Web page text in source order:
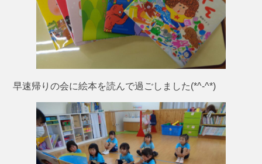
早速帰りの会に絵本を読んで過ごしました(*^-^*)